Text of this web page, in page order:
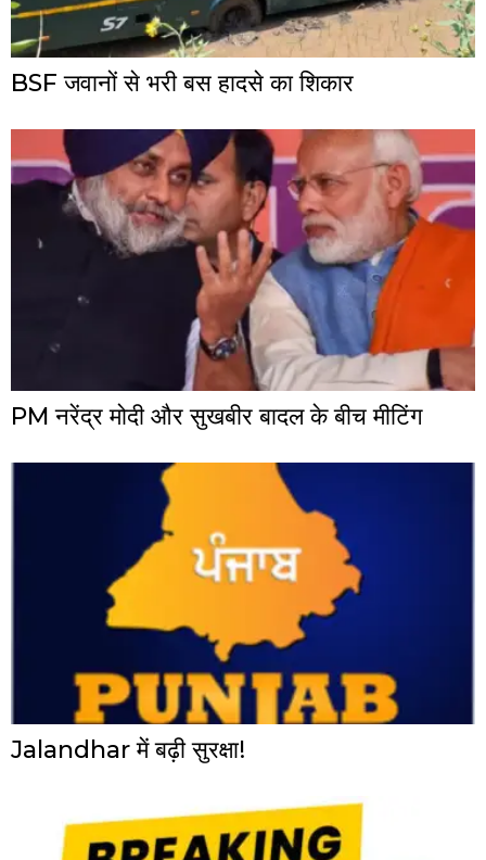
BSF जवानों से भरी बस हादसे का शिकार
PM नरेंद्र मोदी और सुखबीर बादल के बीच मीटिंग
Jalandhar में बढ़ी सुरक्षा!